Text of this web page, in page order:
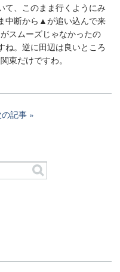
、このまま行くようにみ
中断から▲が追い込んで来
スムーズじゃなかったの
ね。逆に田辺は良いところ
東だけですわ。
の記事